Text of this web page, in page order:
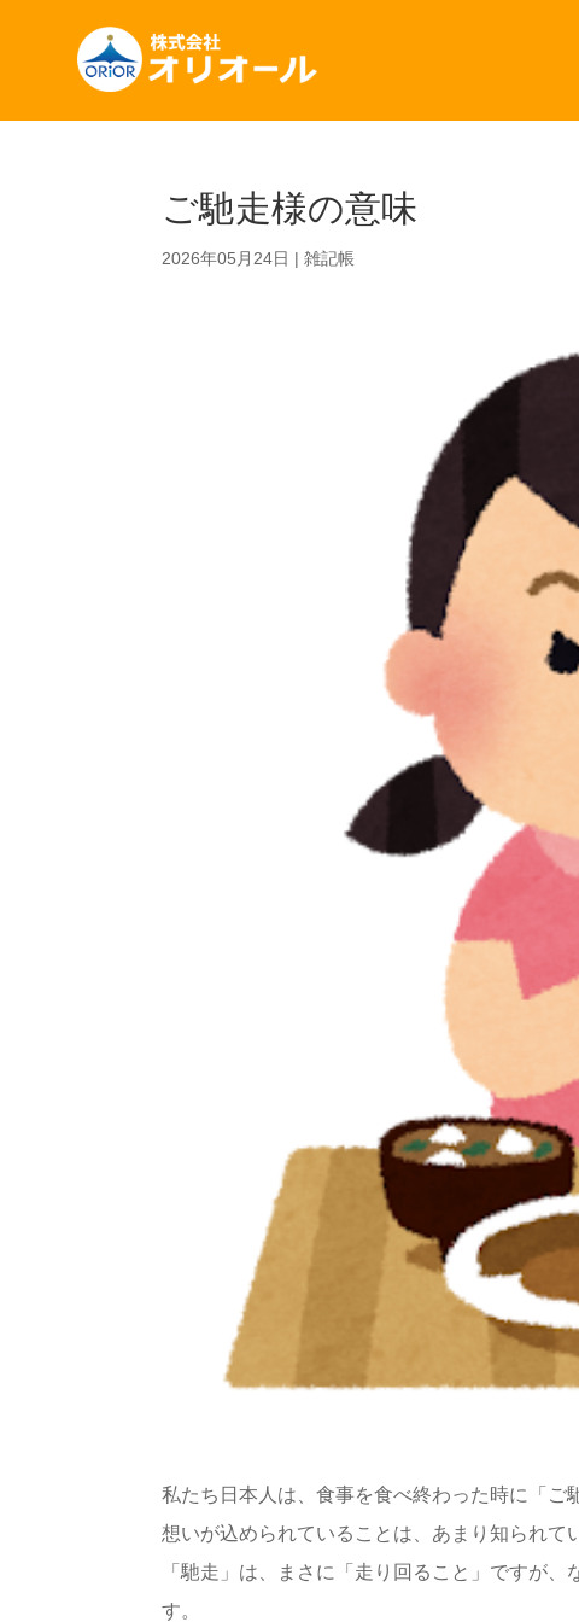
ご馳走様の意味
2026年05月24日 |雑記帳
私たち日本人は、食事を食べ終わった時に「
想いが込められていることは、あまり知られて
「馳走」は、まさに「走り回ること」ですが
す。